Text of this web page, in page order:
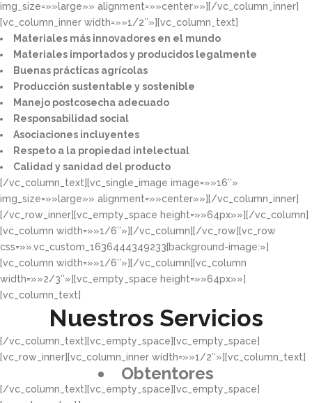
img_size=»»large»» alignment=»»center»»][/vc_column_inner]
[vc_column_inner width=»»1/2″»][vc_column_text]
Materiales más innovadores en el mundo​
Materiales importados y producidos legalmente​
Buenas prácticas agrícolas​
Producción sustentable y sostenible​
Manejo postcosecha adecuado​
Responsabilidad social​
Asociaciones incluyentes​
Respeto a la propiedad intelectual​​
Calidad y sanidad del producto​
[/vc_column_text][vc_single_image image=»»16″»
img_size=»»large»» alignment=»»center»»][/vc_column_inner]
[/vc_row_inner][vc_empty_space height=»»64px»»][/vc_column]
[vc_column width=»»1/6″»][/vc_column][/vc_row][vc_row
css=»».vc_custom_1636444349233{background-image:»]
[vc_column width=»»1/6″»][/vc_column][vc_column
width=»»2/3″»][vc_empty_space height=»»64px»»]
[vc_column_text]
Nuestros Servicios
[/vc_column_text][vc_empty_space][vc_empty_space]
[vc_row_inner][vc_column_inner width=»»1/2″»][vc_column_text]
Obtentores
[/vc_column_text][vc_empty_space][vc_empty_space]